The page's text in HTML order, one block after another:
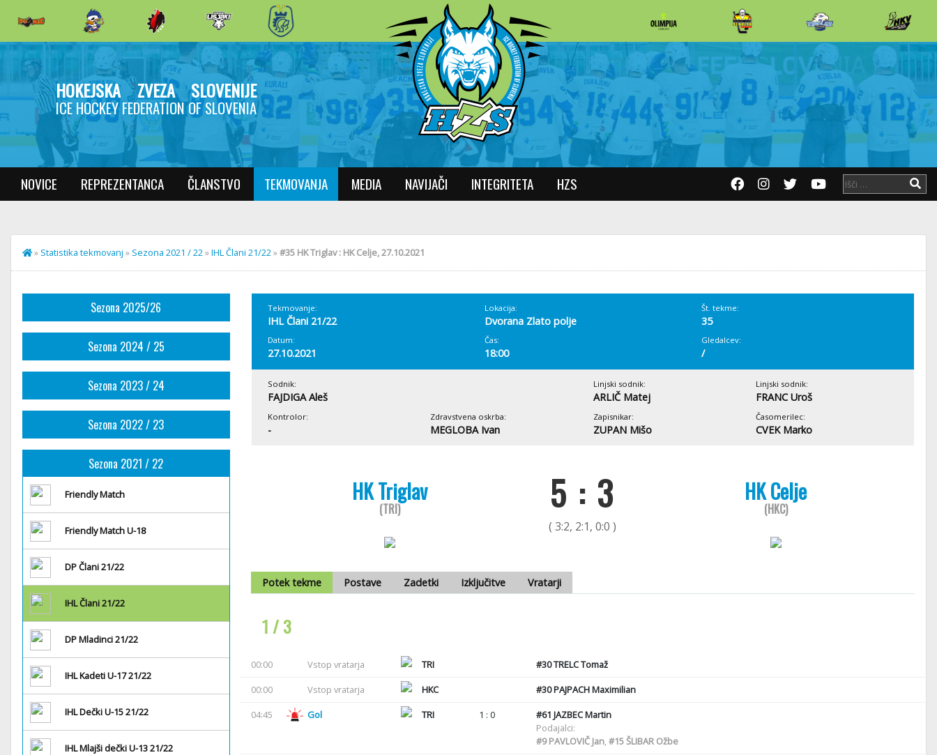
HOKEJSKA ZVEZA SLOVENIJE
ICE HOCKEY FEDERATION OF SLOVENIA
NOVICE REPREZENTANCA ČLANSTVO TEKMOVANJA MEDIA NAVIJAČI INTEGRITETA HZS
» Statistika tekmovanj » Sezona 2021 / 22»IHL Člani 21/22»#35 HK Triglav : HK Celje, 27.10.2021
Sezona 2025/26
Sezona 2024 / 25
Sezona 2023 / 24
Sezona 2022 / 23
Sezona 2021 / 22
Friendly Match
Friendly Match U-18
DP Člani 21/22
IHL Člani 21/22
DP Mladinci 21/22
IHL Kadeti U-17 21/22
IHL Dečki U-15 21/22
IHL Mlajši dečki U-13 21/22
Tekmovanje:
IHL Člani 21/22
Lokacija:
Dvorana Zlato polje
Št. tekme:
35
Datum:
27.10.2021
Čas:
18:00
Gledalcev:
/
Sodnik:
FAJDIGA Aleš
Linjski sodnik:
ARLIČ Matej
Linjski sodnik:
FRANC Uroš
Kontrolor:
-
Zdravstvena oskrba:
MEGLOBA Ivan
Zapisnikar:
ZUPAN Mišo
Časomerilec:
CVEK Marko
HK Triglav
(TRI) 5 : 3
( 3:2, 2:1, 0:0 )
HK Celje
(HKC)
Potek tekme Postave Zadetki Izključitve Vratarji
1 / 3
00:00 Vstop vratarja TRI #30TRELC Tomaž
00:00
Vstop vratarja HKC #30PAJPACH Maximilian
04:45
Gol TRI 1 : 0 #61 JAZBEC Martin
Podajalci:
#9PAVLOVIČ Jan,#15ŠLIBAR Ožbe